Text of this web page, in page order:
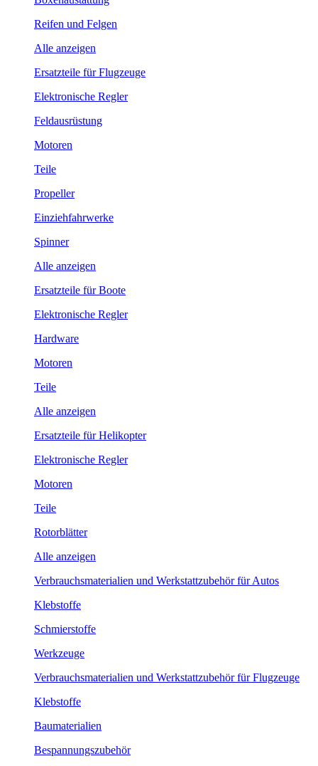
Reifen und Felgen
Alle anzeigen
Ersatzteile für Flugzeuge
Elektronische Regler
Feldausrüstung
Motoren
Teile
Propeller
Einziehfahrwerke
Spinner
Alle anzeigen
Ersatzteile für Boote
Elektronische Regler
Hardware
Motoren
Teile
Alle anzeigen
Ersatzteile für Helikopter
Elektronische Regler
Motoren
Teile
Rotorblätter
Alle anzeigen
Verbrauchsmaterialien und Werkstattzubehör für Autos
Klebstoffe
Schmierstoffe
Werkzeuge
Verbrauchsmaterialien und Werkstattzubehör für Flugzeuge
Klebstoffe
Baumaterialien
Bespannungszubehör